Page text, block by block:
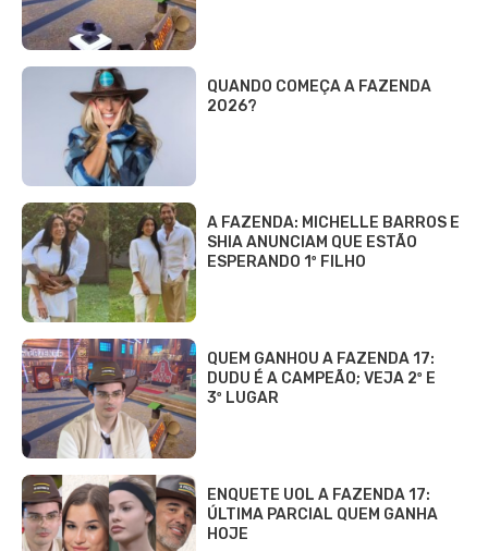
QUANDO COMEÇA A FAZENDA
2026?
A FAZENDA: MICHELLE BARROS E
SHIA ANUNCIAM QUE ESTÃO
ESPERANDO 1º FILHO
QUEM GANHOU A FAZENDA 17:
DUDU É A CAMPEÃO; VEJA 2º E
3º LUGAR
ENQUETE UOL A FAZENDA 17:
ÚLTIMA PARCIAL QUEM GANHA
HOJE